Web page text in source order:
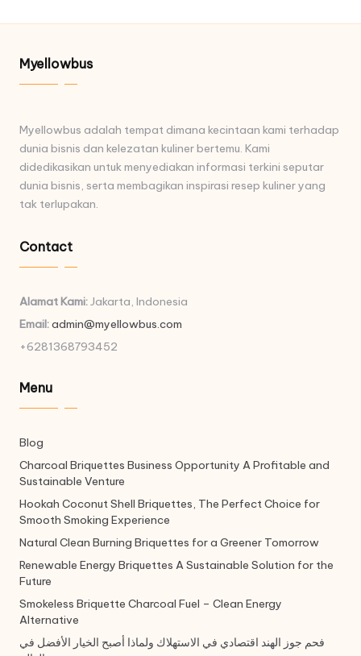
Myellowbus
Myellowbus adalah tempat dimana kecintaan kami terhadap
dunia bisnis dan kelezatan kuliner bertemu. Kami
didedikasikan untuk menyediakan informasi terkini seputar
dunia bisnis, serta membagikan inspirasi resep kuliner yang
tak terlupakan.
Contact
Alamat Kami:Jakarta, Indonesia
Email:admin@myellowbus.com
+6281368793452
Menu
Blog
Charcoal Briquettes Business Opportunity A Profitable and
Sustainable Venture
Hookah Coconut Shell Briquettes, The Perfect Choice for
Smooth Smoking Experience
Natural Clean Burning Briquettes for a Greener Tomorrow
Renewable Energy Briquettes A Sustainable Solution for the
Future
Smokeless Briquette Charcoal Fuel – Clean Energy
Alternative
فحم جوز الهند اقتصادي في الاستهلاك ولماذا أصبح الخيار الأفضل في